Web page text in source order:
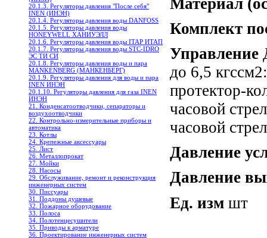
20.1.3. Регуляторы давления "После себя"
INEN (ИНЭН)
20.1.4. Регуляторы давления воды DANFOSS
20.1.5. Регуляторы давления воды
HONEYWELL ХАНИУЭЛЛ
20.1.6. Регуляторы давления воды ITAP ИТАП
20.1.7. Регуляторы давления воды STC-IDRO
ЭС ТИ СИ
20.1.8. Регуляторы давления воды и пара
MANKENBERG (МАНКЕНБЕРГ)
20.1.9. Регуляторы давления для воды и пара
INEN ИНЭН
20.1.10. Регуляторы давления для газа INEN
ИНЭН
21. Конденсатоотводчики, сепараторы и
воздухоотводчики
22. Контрольно-измерительные приборы и
автоматика
23. Котлы
24. Крепежные аксессуары
25. Лист
26. Металлопрокат
27. Мойки
28. Насосы
29. Обслуживание, ремонт и реконструкция
инженерных систем
30. Писсуары
31. Поддоны душевые
32. Пожарное оборудование
33. Полоса
34. Полотенцесушители
35. Приводы к арматуре
36. Проектирование инженерных систем
Комплект
Управление
до 6,5
протектор-
часовой
часовой
Давление
Давление
Ед. изм шт